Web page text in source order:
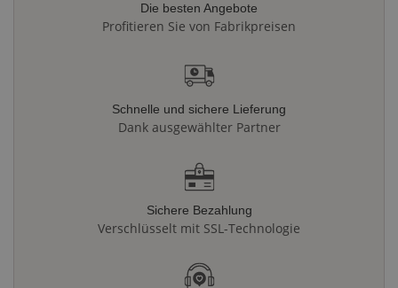
Die besten Angebote
Profitieren Sie von Fabrikpreisen
Schnelle und sichere Lieferung
Dank ausgewählter Partner
Sichere Bezahlung
Verschlüsselt mit SSL-Technologie